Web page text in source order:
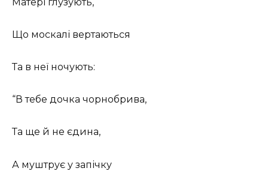
Що москалі вертаються
Та в неї ночують:
“В тебе дочка чорнобрива,
Та ще й не єдина,
А муштрує у запічку